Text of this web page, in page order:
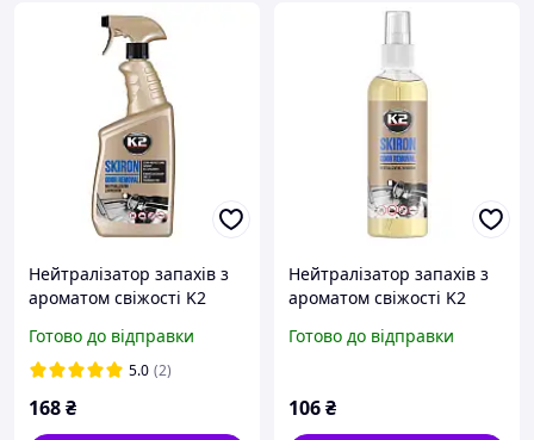
Нейтралізатор запа­хів з
ароматом свіжості K2
Готово до відправки
5.0 (2)
168₴
Нейтралізатор запа­хів з
ароматом свіжості K2
Готово до відправки
106₴